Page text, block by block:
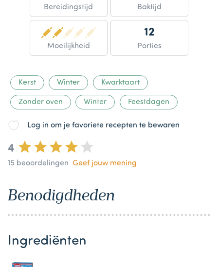
Bereidingstijd Baktijd
Moeilijkheid
12
Porties
Kerst Winter Kwarktaart
Zonder oven Winter Feestdagen
Log in om je favoriete recepten te bewaren
4
15 beoordelingen Geef jouw mening
Benodigdheden
Ingrediënten